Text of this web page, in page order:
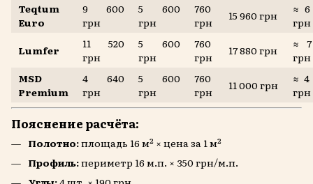
Teqtum
Euro
9 600
грн
5 600
грн
760
грн
15 960 грн
≈ 6
грн
Lumfer
11 520
грн
5 600
грн
760
грн
17 880 грн
≈ 7
грн
MSD
Premium
4 640
грн
5 600
грн
760
грн
11 000 грн
≈ 4
грн
Пояснение расчёта:
Полотно:площадь 16 м² × цена за 1 м²
Профиль:периметр 16 м.п. × 350 грн/м.п.